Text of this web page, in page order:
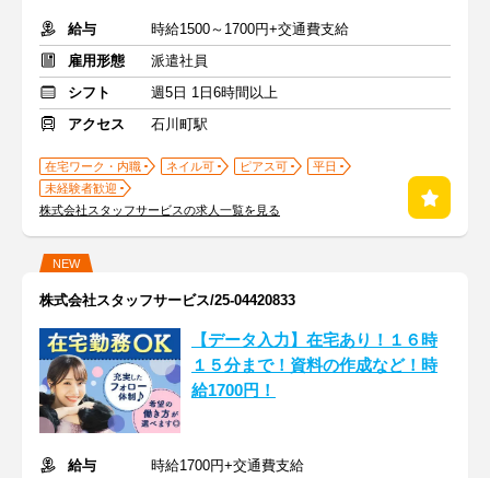
給与
時給1500～1700円+交通費支給
雇用形態
派遣社員
シフト
週5日 1日6時間以上
アクセス
石川町駅
在宅ワーク・内職 ネイル可 ピアス可
平日
未経験者歓迎
株式会社スタッフサービスの求人一覧を見る
NEW
株式会社スタッフサービス/25-04420833
【データ入力】在宅あり！１６時
１５分まで！資料の作成など！時
給1700円！
給与
時給1700円+交通費支給